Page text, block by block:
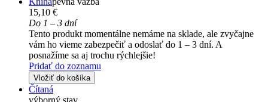
15,10 €
Do 1 – 3 dní
Tento produkt momentálne nemáme na sklade, ale zvyčajne
vám ho vieme zabezpečiť a odoslať do 1 – 3 dní. A
posnažíme sa aj trochu rýchlejšie!
Pridať do zoznamu
Vložiť do košíka
Čítaná